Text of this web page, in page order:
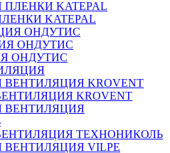
KATEPAL
ОНДУТИС
ОНДУТИС
ОНДУТИС
KROVENT
ТЕХНОНИКОЛЬ